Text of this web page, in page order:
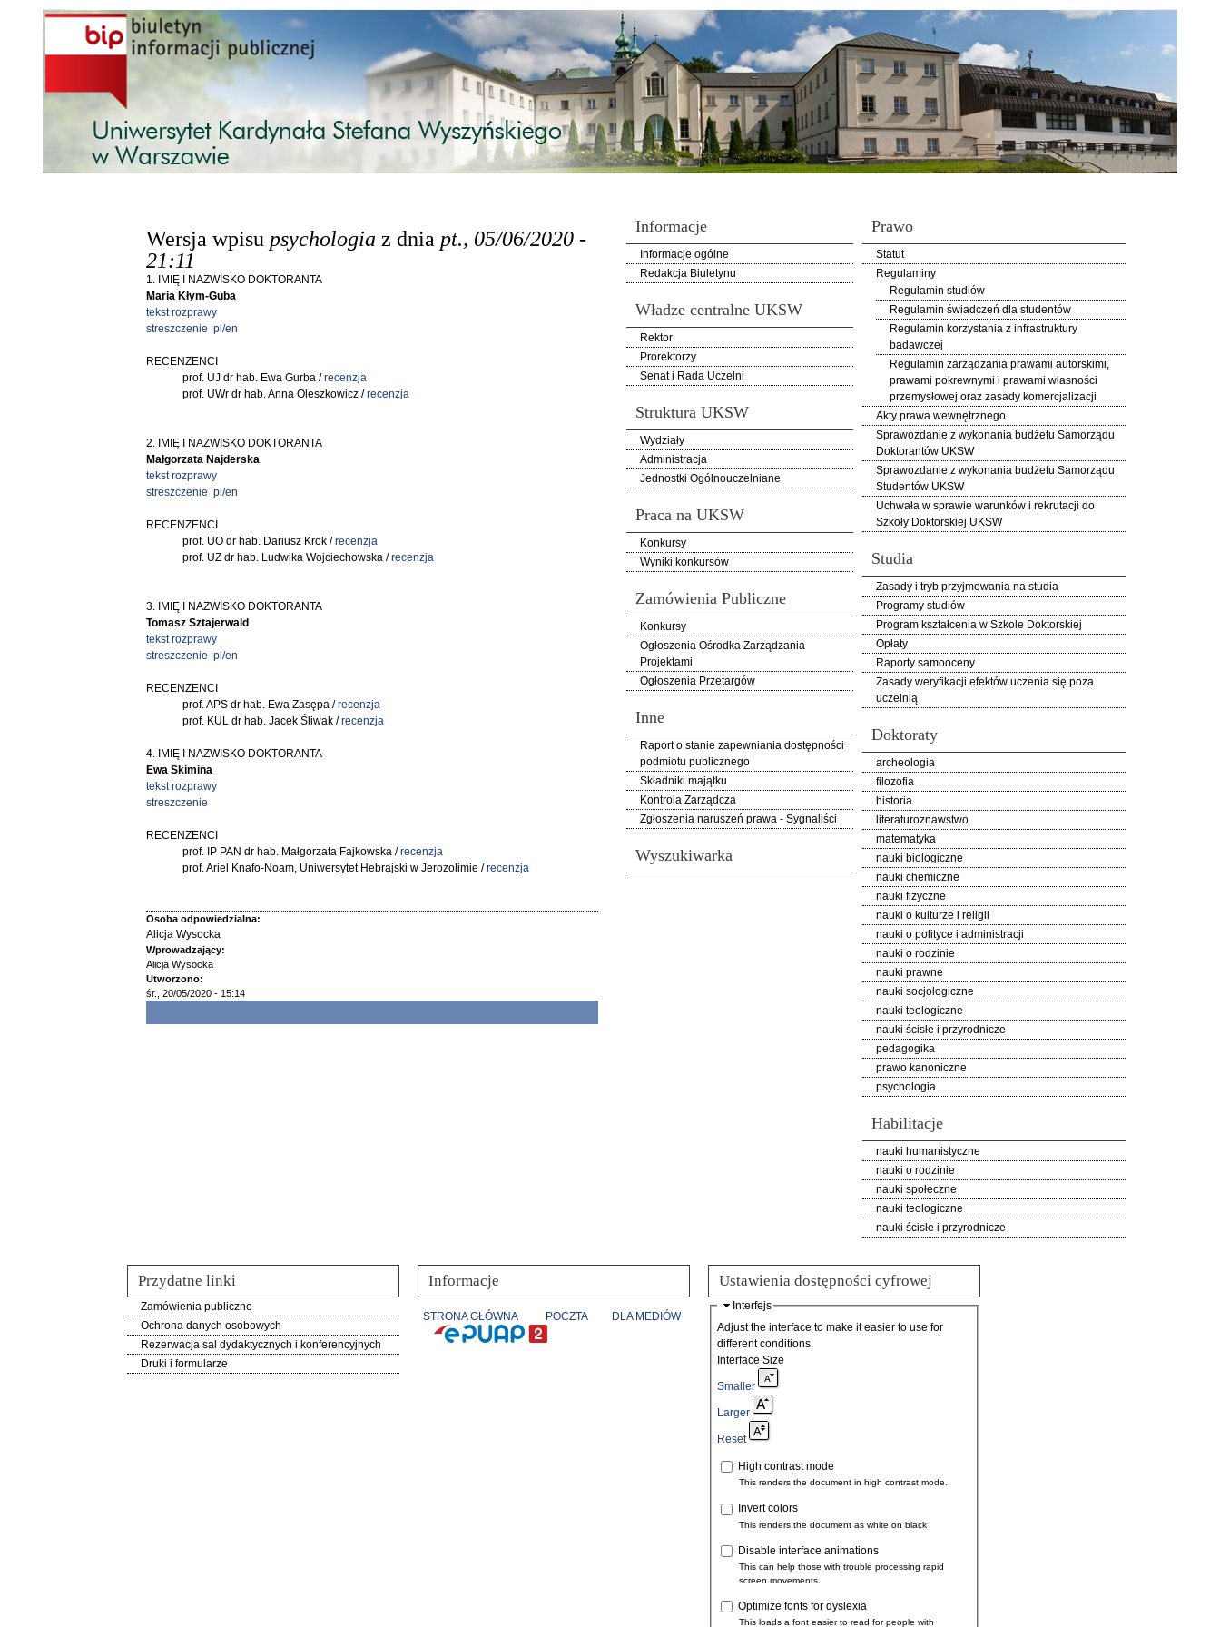
Przejdź do treści
Wersja wpisu psychologia z dnia pt., 05/06/2020 -
21:11
1. IMIĘ I NAZWISKO DOKTORANTA
Maria Kłym-Guba
tekst rozprawy
streszczenie pl/en
RECENZENCI
prof. UJ dr hab. Ewa Gurba /recenzja
prof. UWr dr hab. Anna Oleszkowicz /recenzja
2. IMIĘ I NAZWISKO DOKTORANTA
Małgorzata Najderska
tekst rozprawy
streszczenie pl/en
RECENZENCI
prof. UO dr hab. Dariusz Krok /recenzja
prof. UZ dr hab. Ludwika Wojciechowska /recenzja
3. IMIĘ I NAZWISKO DOKTORANTA
Tomasz Sztajerwald
tekst rozprawy
streszczenie pl/en
RECENZENCI
prof. APS dr hab. Ewa Zasępa /recenzja
prof. KUL dr hab. Jacek Śliwak /recenzja
4. IMIĘ I NAZWISKO DOKTORANTA
Ewa Skimina
tekst rozprawy
streszczenie
RECENZENCI
prof. IP PAN dr hab. Małgorzata Fajkowska /recenzja
prof. Ariel Knafo-Noam, Uniwersytet Hebrajski w Jerozolimie /recenzja
Osoba odpowiedzialna:
Alicja Wysocka
Wprowadzający:
Alicja Wysocka
Utworzono:
śr., 20/05/2020 - 15:14
Informacje
Informacje ogólne
Redakcja Biuletynu
Władze centralne UKSW
Rektor
Prorektorzy
Senat i Rada Uczelni
Struktura UKSW
Wydziały
Administracja
Jednostki Ogólnouczelniane
Praca na UKSW
Konkursy
Wyniki konkursów
Zamówienia Publiczne
Konkursy
Ogłoszenia Ośrodka Zarządzania
Projektami
Ogłoszenia Przetargów
Inne
Raport o stanie zapewniania dostępności
podmiotu publicznego
Składniki majątku
Kontrola Zarządcza
Zgłoszenia naruszeń prawa - Sygnaliści
Wyszukiwarka
Prawo
Statut
Regulaminy
Regulamin studiów
Regulamin świadczeń dla studentów
Regulamin korzystania z infrastruktury
badawczej
Regulamin zarządzania prawami autorskimi,
prawami pokrewnymi i prawami własności
przemysłowej oraz zasady komercjalizacji
Akty prawa wewnętrznego
Sprawozdanie z wykonania budżetu Samorządu
Doktorantów UKSW
Sprawozdanie z wykonania budżetu Samorządu
Studentów UKSW
Uchwała w sprawie warunków i rekrutacji do
Szkoły Doktorskiej UKSW
Studia
Zasady i tryb przyjmowania na studia
Programy studiów
Program kształcenia w Szkole Doktorskiej
Opłaty
Raporty samooceny
Zasady weryfikacji efektów uczenia się poza
uczelnią
Doktoraty
archeologia
filozofia
historia
literaturoznawstwo
matematyka
nauki biologiczne
nauki chemiczne
nauki fizyczne
nauki o kulturze i religii
nauki o polityce i administracji
nauki o rodzinie
nauki prawne
nauki socjologiczne
nauki teologiczne
nauki ścisłe i przyrodnicze
pedagogika
prawo kanoniczne
psychologia
Habilitacje
nauki humanistyczne
nauki o rodzinie
nauki społeczne
nauki teologiczne
nauki ścisłe i przyrodnicze
Przydatne linki
Zamówienia publiczne
Ochrona danych osobowych
Rezerwacja sal dydaktycznych i konferencyjnych
Druki i formularze
Informacje
STRONA GŁÓWNA POCZTA DLA MEDIÓW
Ustawienia dostępności cyfrowej
Interfejs
Adjust the interface to make it easier to use for
different conditions.
Interface Size
Smaller
Larger
Reset
High contrast mode
This renders the document in high contrast mode.
Invert colors
This renders the document as white on black
Disable interface animations
This can help those with trouble processing rapid
screen movements.
Optimize fonts for dyslexia
This loads a font easier to read for people with